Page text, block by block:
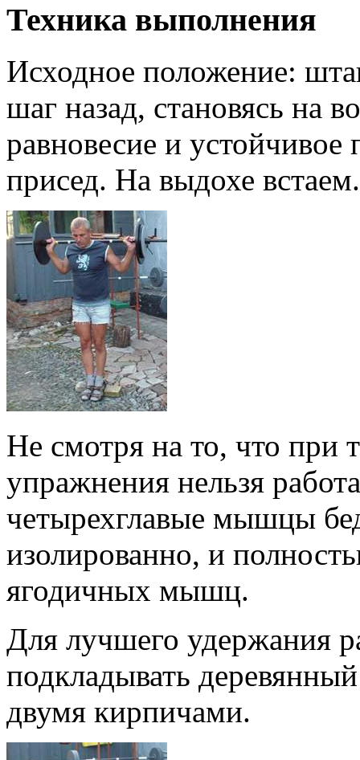
Техника выполнения
Исходное положение:
шаг назад, становясь на
равновесие и
присед. На выдохе встаем.
Не смотря на то, что при
упражнения нельзя
четырехглавые мышцы
изолированно, и
ягодичных мышц.
Для лучшего удержания
подкладывать
двумя кирпичами.